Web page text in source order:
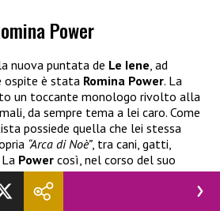
Power
nuova puntata de Le Iene, ad
ospite è stata Romina Power. La
un toccante monologo rivolto alla
da sempre tema a lei caro. Come
possiede quella che lei stessa
“Arca di Noè”, tra cani, gatti,
Power così, nel corso del suo